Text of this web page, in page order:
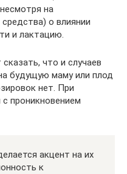
на
о влиянии
и лактацию.
что и случаев
будущую маму или плод
нет. При
проникновением
акцент на их
к